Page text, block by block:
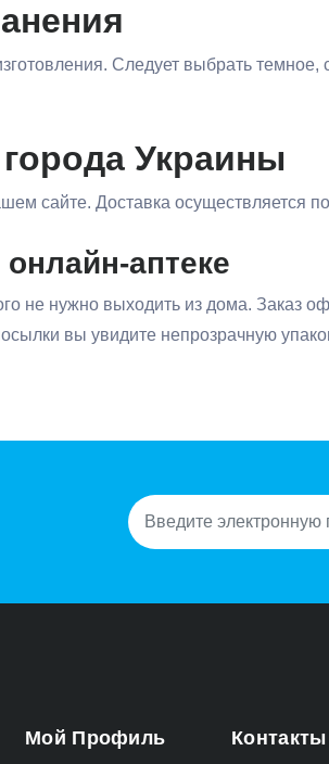
Следует выбрать темное,
Украины
сайте. Доставка осуществляется
аптеке
не нужно выходить из дома. Заказ
вы увидите непрозрачную
Мой Профиль Контакты